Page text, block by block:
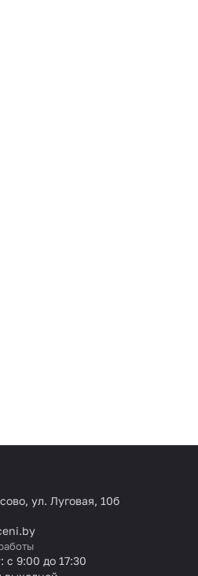
ул. Луговая, 10б
с 9:00 до 17:30